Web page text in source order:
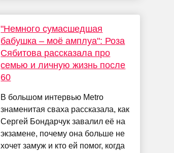
"Немного сумасшедшая
бабушка – моё амплуа": Роза
Сябитова рассказала про
семью и личную жизнь после
60
В большом интервью Metro
знаменитая сваха рассказала, как
Сергей Бондарчук завалил её на
экзамене, почему она больше не
хочет замуж и кто ей помог, когда